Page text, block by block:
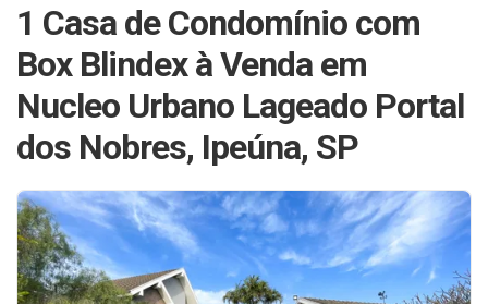
1 Casa de Condomínio com
Box Blindex à Venda em
Nucleo Urbano Lageado Portal
dos Nobres, Ipeúna, SP